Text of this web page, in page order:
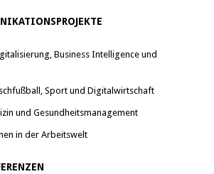
Business Intelligence und
Sport und Digitalwirtschaft
und Gesundheitsmanagement
in der Arbeitswelt